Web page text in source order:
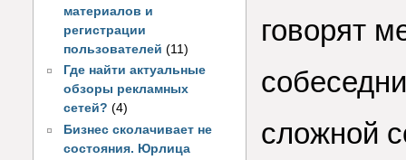
материалов и
регистрации
пользователей(11)
Где найти актуальные
обзоры рекламных
сетей? (4)
Бизнес сколачивает не
состояния. Юрлица
говорят
сложной